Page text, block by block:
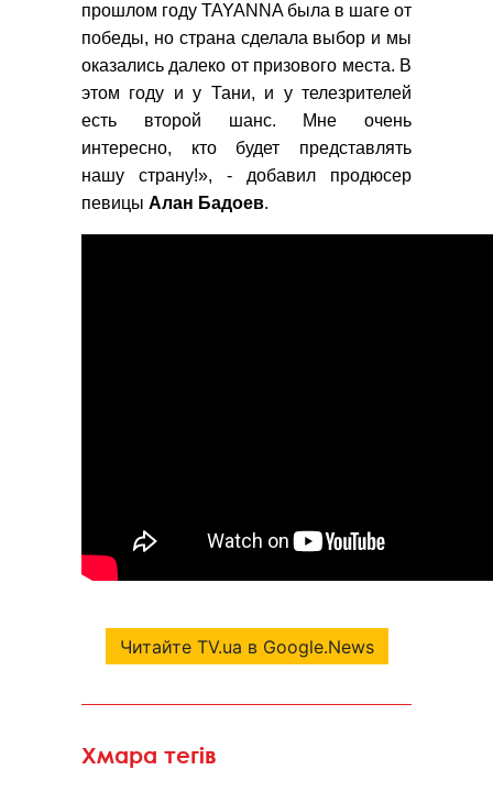
прошлом году TAYANNA была в шаге от
победы, но страна сделала выбор и мы
оказались далеко от призового места. В
этом году и у Тани, и у телезрителей
есть второй шанс. Мне очень
интересно, кто будет представлять
нашу страну!», - добавил продюсер
певицы Алан Бадоев.
Читайте TV.ua в Google.News
Хмара тегів